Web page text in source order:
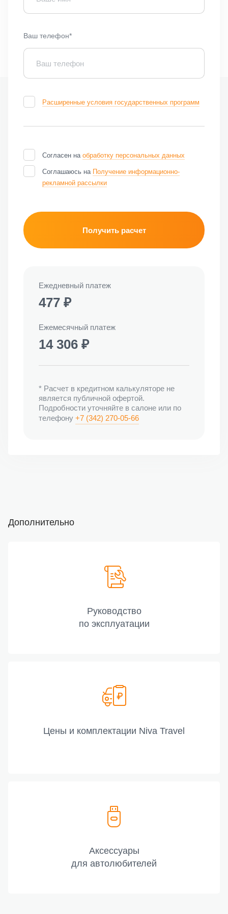
Ваш телефон*
Расширенные условия государственных программ
Согласен на обработку персональных данных
Соглашаюсь на Получение информационно-
рекламной рассылки
Получить расчет
Ежедневный платеж
477 ₽
Ежемесячный платеж
14 306 ₽
* Расчет в кредитном калькуляторе не
является публичной офертой.
Подробности уточняйте в салоне или по
телефону +7 (342) 270-05-66
Дополнительно
Руководство
по эксплуатации
Цены и комплектации Niva Travel
Аксессуары
для автолюбителей